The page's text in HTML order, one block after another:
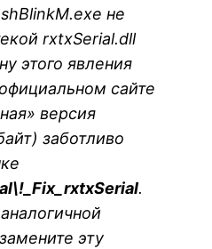
не
rxtxSerial.dll
этого явления
сайте
версия
заботливо
.
эту